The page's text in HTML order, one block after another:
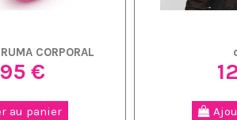
CORPORAL
€
au panier